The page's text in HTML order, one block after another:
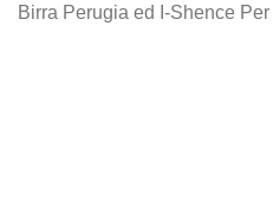
Birra Perugia ed I-Shence